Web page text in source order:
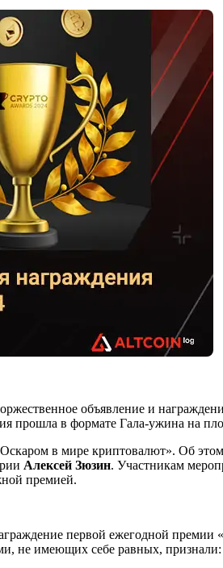
объявление и
прошла в формате Гала-ужина на
в мире криптовалют». Об
Алексей Зюзин. Участникам
премией.
первой ежегодной премии
не имеющих себе равных, признали: